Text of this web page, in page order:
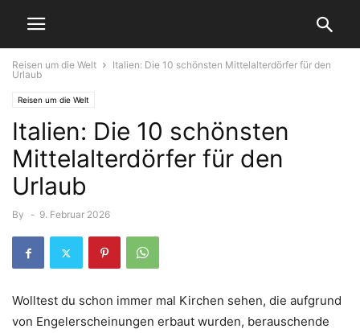
Reisen um die Welt
Italien: Die 10 schönsten Mittelalterdörfer für den
Urlaub
Reisen um die Welt
Italien: Die 10 schönsten
Mittelalterdörfer für den
Urlaub
By - 9. Februar 2026
Wolltest du schon immer mal Kirchen sehen, die aufgrund
von Engelerscheinungen erbaut wurden, berauschende